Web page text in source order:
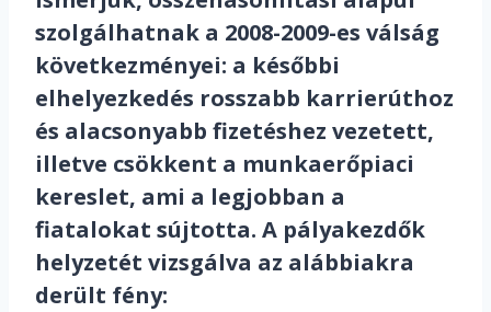
szolgálhatnak a 2008-2009-es válság
következményei: a későbbi
elhelyezkedés rosszabb karrierúthoz
és alacsonyabb fizetéshez vezetett,
illetve csökkent a munkaerőpiaci
kereslet, ami a legjobban a
fiatalokat sújtotta. A pályakezdők
helyzetét vizsgálva az alábbiakra
derült fény: